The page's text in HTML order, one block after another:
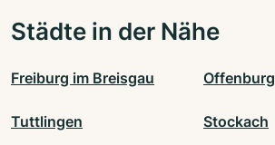
Städte in der Nähe
Freiburg im Breisgau Offenburg
Tuttlingen Stockach